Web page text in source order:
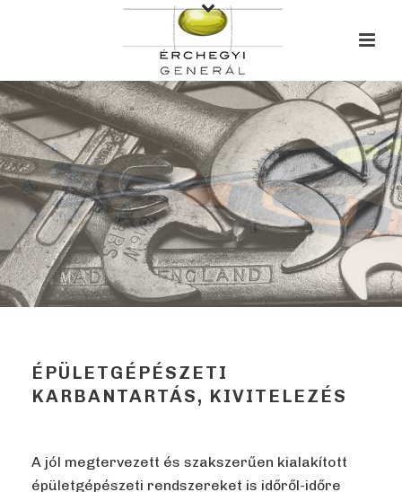
ÉPÜLETGÉPÉSZETI
KARBANTARTÁS, KIVITELEZÉS
A jól megtervezett és szakszerűen kialakított
épületgépészeti rendszereket is időről-időre